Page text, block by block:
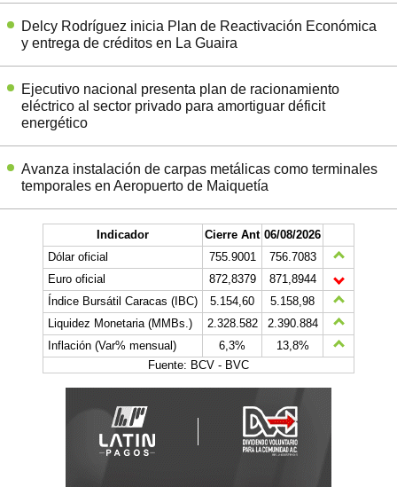
Delcy Rodríguez inicia Plan de Reactivación Económica
y entrega de créditos en La Guaira
Ejecutivo nacional presenta plan de racionamiento
eléctrico al sector privado para amortiguar déficit
energético
Avanza instalación de carpas metálicas como terminales
temporales en Aeropuerto de Maiquetía
Indicador Cierre Ant 06/08/2026
Dólar oficial
755.9001
756.7083
Euro oficial
872,8379
871,8944
Índice Bursátil Caracas (IBC)
5.154,60
5.158,98
Liquidez Monetaria (MMBs.)
2.328.582
2.390.884
Inflación (Var% mensual)
6,3%
13,8%
Fuente: BCV - BVC